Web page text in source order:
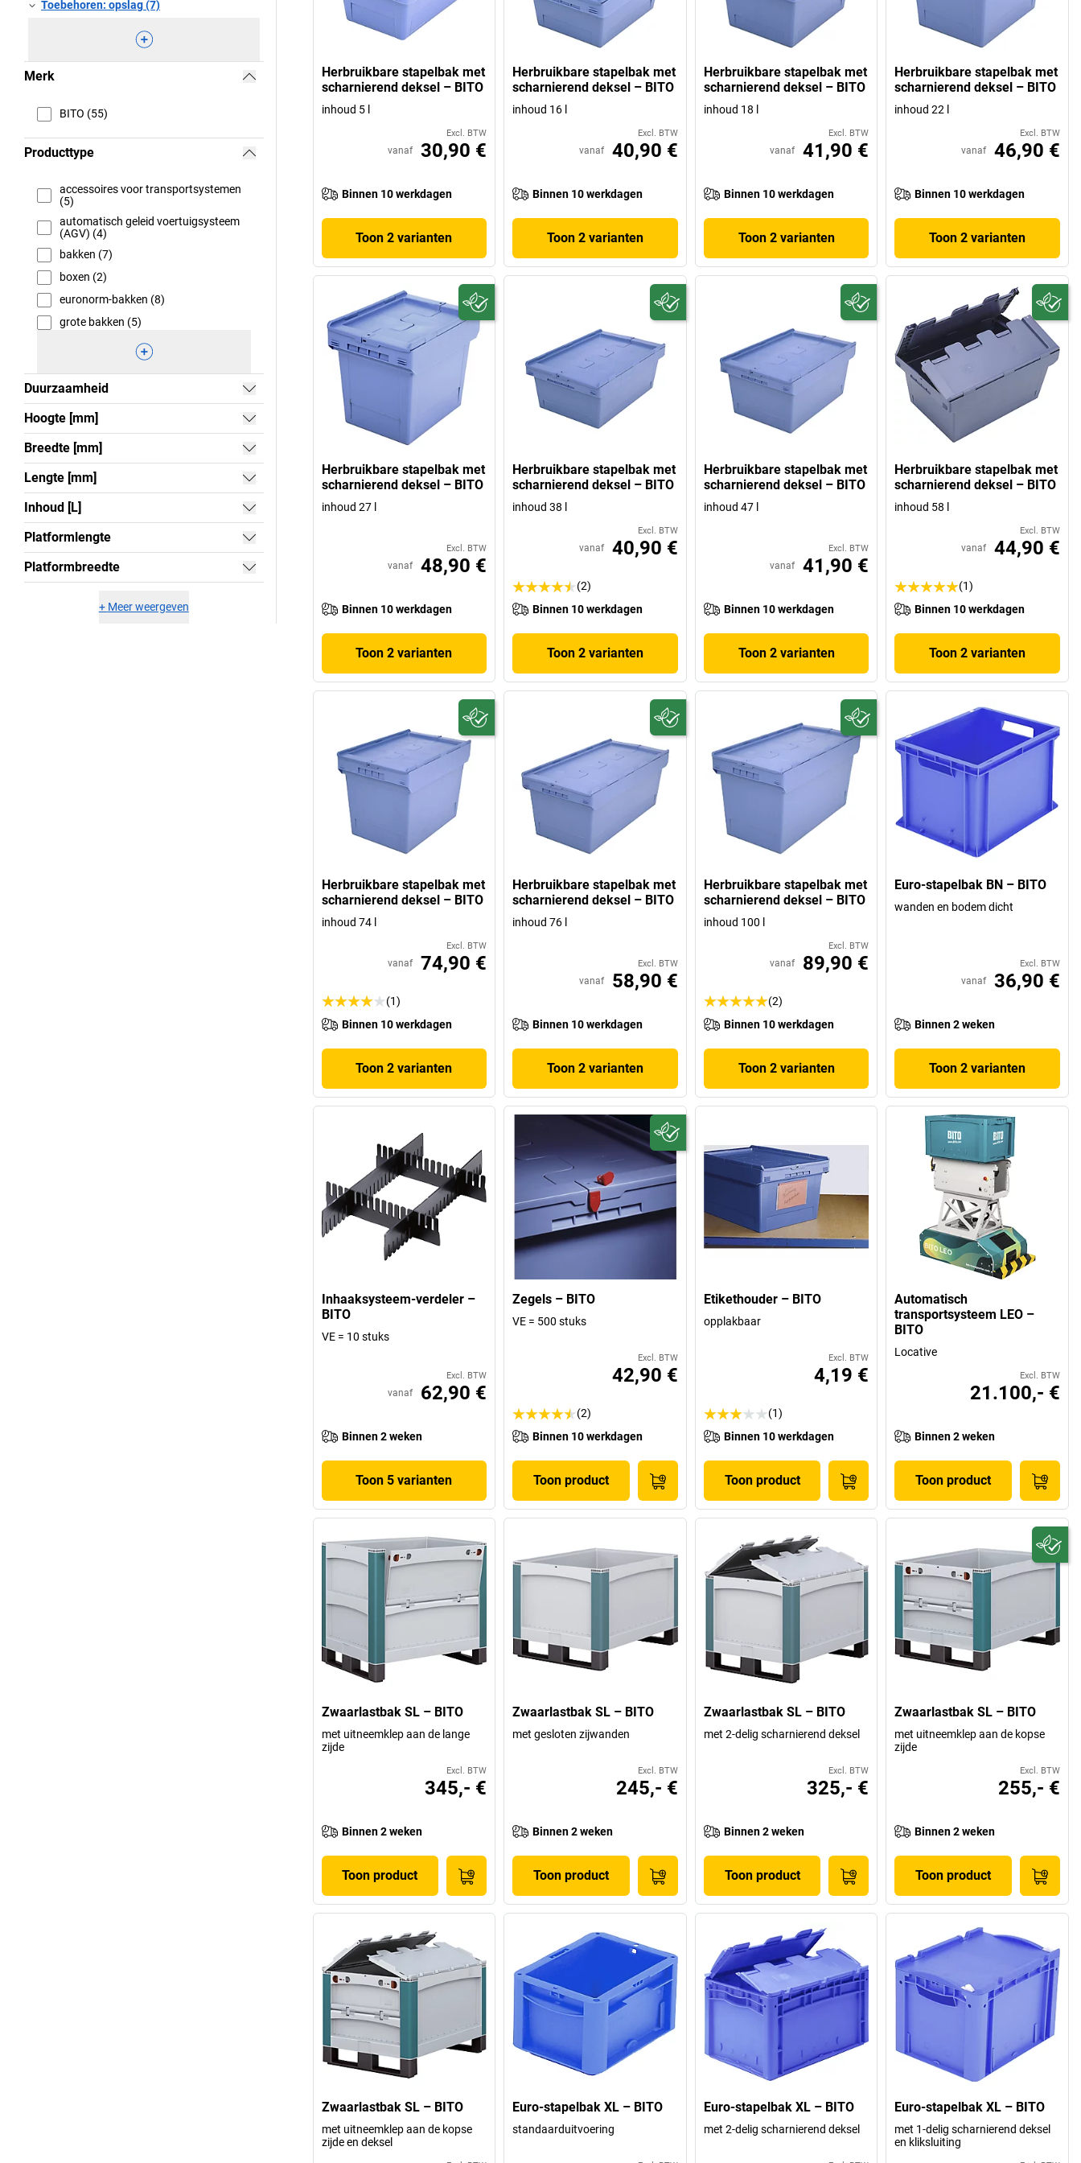
Toebehoren: opslag (7)
Merk
BITO (55)
Producttype
accessoires voor transportsystemen
(5)
automatisch geleid voertuigsysteem
(AGV) (4)
bakken (7)
boxen (2)
euronorm-bakken (8)
grote bakken (5)
Duurzaamheid
Hoogte [mm]
Breedte [mm]
Lengte [mm]
Inhoud [L]
Platformlengte
Platformbreedte
+ Meer weergeven
Herbruikbare stapelbak met
scharnierend deksel – BITO
inhoud 5 l
Excl. BTW
vanaf 30,90 €
Binnen 10 werkdagen
Toon 2 varianten
Herbruikbare stapelbak met
scharnierend deksel – BITO
inhoud 16 l
Excl. BTW
vanaf 40,90 €
Binnen 10 werkdagen
Toon 2 varianten
Herbruikbare stapelbak met
scharnierend deksel – BITO
inhoud 18 l
Excl. BTW
vanaf 41,90 €
Binnen 10 werkdagen
Toon 2 varianten
Herbruikbare stapelbak met
scharnierend deksel – BITO
inhoud 22 l
Excl. BTW
vanaf 46,90 €
Binnen 10 werkdagen
Toon 2 varianten
Herbruikbare stapelbak met
scharnierend deksel – BITO
inhoud 27 l
Excl. BTW
vanaf 48,90 €
Binnen 10 werkdagen
Toon 2 varianten
Herbruikbare stapelbak met
scharnierend deksel – BITO
inhoud 38 l
Excl. BTW
vanaf 40,90 €
(2)
Binnen 10 werkdagen
Toon 2 varianten
Herbruikbare stapelbak met
scharnierend deksel – BITO
inhoud 47 l
Excl. BTW
vanaf 41,90 €
Binnen 10 werkdagen
Toon 2 varianten
Herbruikbare stapelbak met
scharnierend deksel – BITO
inhoud 58 l
Excl. BTW
vanaf 44,90 €
(1)
Binnen 10 werkdagen
Toon 2 varianten
Herbruikbare stapelbak met
scharnierend deksel – BITO
inhoud 74 l
Excl. BTW
vanaf 74,90 €
(1)
Binnen 10 werkdagen
Toon 2 varianten
Herbruikbare stapelbak met
scharnierend deksel – BITO
inhoud 76 l
Excl. BTW
vanaf 58,90 €
Binnen 10 werkdagen
Toon 2 varianten
Herbruikbare stapelbak met
scharnierend deksel – BITO
inhoud 100 l
Excl. BTW
vanaf 89,90 €
(2)
Binnen 10 werkdagen
Toon 2 varianten
Euro-stapelbak BN – BITO
wanden en bodem dicht
Excl. BTW
vanaf 36,90 €
Binnen 2 weken
Toon 2 varianten
Inhaaksysteem-verdeler –
BITO
VE = 10 stuks
Excl. BTW
vanaf 62,90 €
Binnen 2 weken
Toon 5 varianten
Zegels – BITO
VE = 500 stuks
Excl. BTW
42,90 €
(2)
Binnen 10 werkdagen
Toon product
Etikethouder – BITO
opplakbaar
Excl. BTW
4,19 €
(1)
Binnen 10 werkdagen
Toon product
Automatisch
transportsysteem LEO –
BITO
Locative
Excl. BTW
21.100,- €
Binnen 2 weken
Toon product
Zwaarlastbak SL – BITO
met uitneemklep aan de lange
zijde
Excl. BTW
345,- €
Binnen 2 weken
Toon product
Zwaarlastbak SL – BITO
met gesloten zijwanden
Excl. BTW
245,- €
Binnen 2 weken
Toon product
Zwaarlastbak SL – BITO
met 2-delig scharnierend deksel
Excl. BTW
325,- €
Binnen 2 weken
Toon product
Zwaarlastbak SL – BITO
met uitneemklep aan de kopse
zijde
Excl. BTW
255,- €
Binnen 2 weken
Toon product
Zwaarlastbak SL – BITO
met uitneemklep aan de kopse
zijde en deksel
Euro-stapelbak XL – BITO
standaarduitvoering
Euro-stapelbak XL – BITO
met 2-delig scharnierend deksel
Euro-stapelbak XL – BITO
met 1-delig scharnierend deksel
en kliksluiting